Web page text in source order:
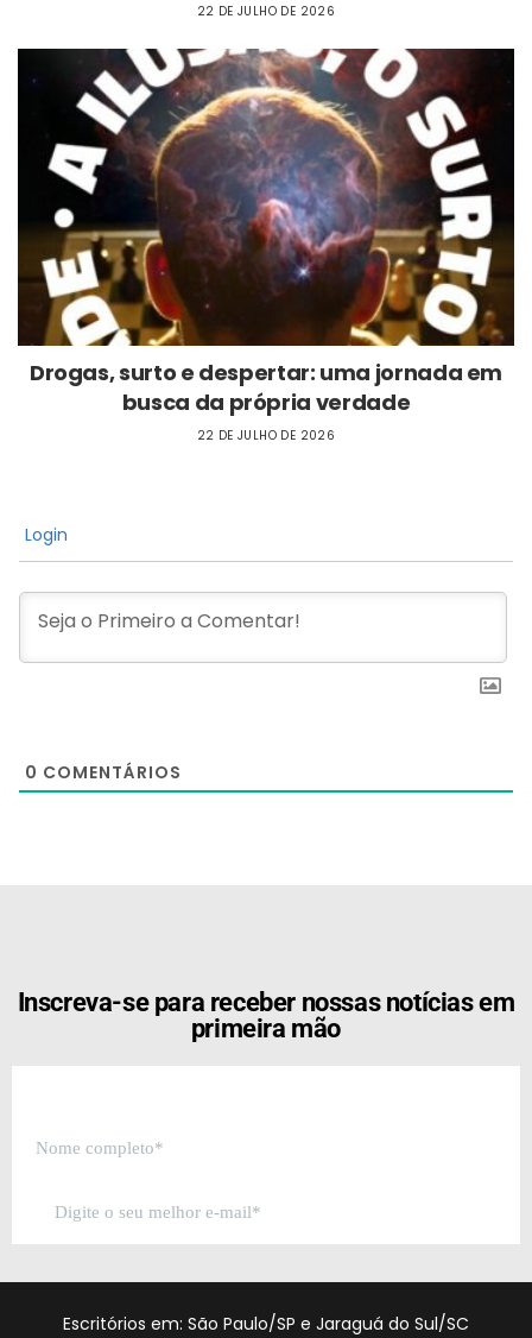
22 DE JULHO DE 2026
Drogas, surto e despertar: uma jornada em
busca da própria verdade
22 DE JULHO DE 2026
Login
0 COMENTÁRIOS
Inscreva-se para receber nossas notícias em
primeira mão
Escritórios em: São Paulo/SP e Jaraguá do Sul/SC